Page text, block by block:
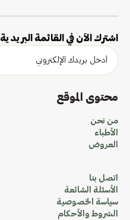
اشترك الآن في القائمة البريدية
محتوى الموقع
من نحن
الأطباء
العروض
اتصل بنا
الأسئلة الشائعة
سياسة الخصوصية
الشروط والأحكام